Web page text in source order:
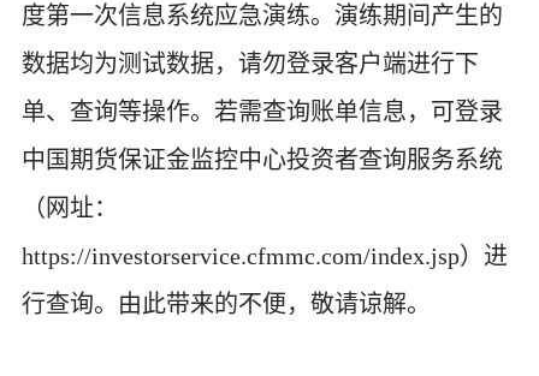
度第一次信息系统应急演练。演练期间产生的
数据均为测试数据，请勿登录客户端进行下
单、查询等操作。若需查询账单信息，可登录
中国期货保证金监控中心投资者查询服务系统
（网址：
https://investorservice.cfmmc.com/index.jsp）进
行查询。由此带来的不便，敬请谅解。